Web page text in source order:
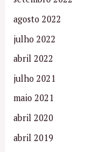
agosto 2022
julho 2022
abril 2022
julho 2021
maio 2021
abril 2020
abril 2019